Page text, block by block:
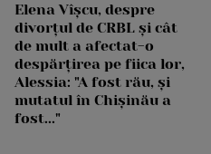
Elena Vîșcu, despre
divorțul de CRBL și cât
de mult a afectat-o
despărțirea pe fiica lor,
Alessia: "A fost rău, și
mutatul în Chișinău a
fost..."